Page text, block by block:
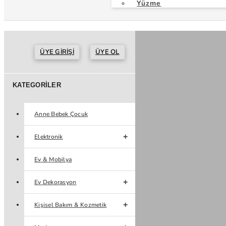
Yüzme
ÜYE GIRIŞI ÜYE OL
KATEGORILER
Anne Bebek Çocuk
Elektronik
Ev & Mobilya
Ev Dekorasyon
Kişisel Bakım & Kozmetik